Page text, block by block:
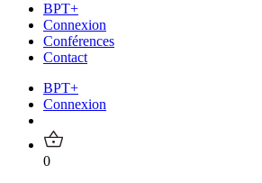
BPT+
Connexion
Conférences
Contact
BPT+
Connexion
0